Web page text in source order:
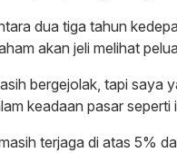
dua tiga tahun
akan jeli melihat
bergejolak, tapi saya
keadaan pasar seperti
terjaga di atas 5%